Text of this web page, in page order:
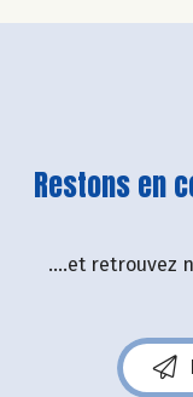
Restons en
....et retrouvez